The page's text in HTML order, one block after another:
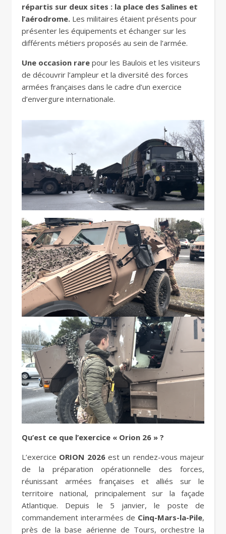
répartis sur deux sites : la place des Salines et
l’aérodrome. Les militaires étaient présents pour
présenter les équipements et échanger sur les
différents métiers proposés au sein de l’armée.
Une occasion rare pour les Baulois et les visiteurs
de découvrir l’ampleur et la diversité des forces
armées françaises dans le cadre d’un exercice
d’envergure internationale.
Qu’est ce que l’exercice « Orion 26 » ?
L’exercice ORION 2026est un rendez-vous majeur
de la préparation opérationnelle des forces,
réunissant armées françaises et alliés sur le
territoire national, principalement sur la façade
Atlantique. Depuis le 5 janvier, le poste de
commandement interarmées de Cinq-Mars-la-Pile,
près de la base aérienne de Tours, orchestre la